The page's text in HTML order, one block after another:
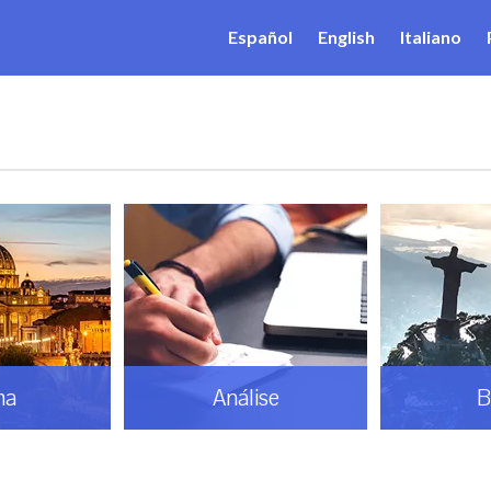
Español English Italiano
Análise